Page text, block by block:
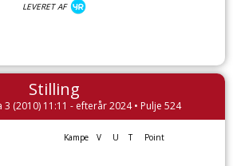
LEVERET AF
Stilling
3 (2010) 11:11 - efterår 2024 • Pulje 524
Kampe V U T Point